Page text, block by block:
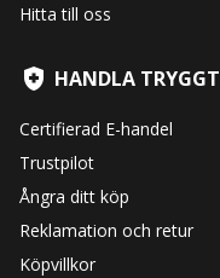
Hitta till oss
HANDLA TRYGGT
Certifierad E-handel
Trustpilot
Ångra ditt köp
Reklamation och retur
Köpvillkor